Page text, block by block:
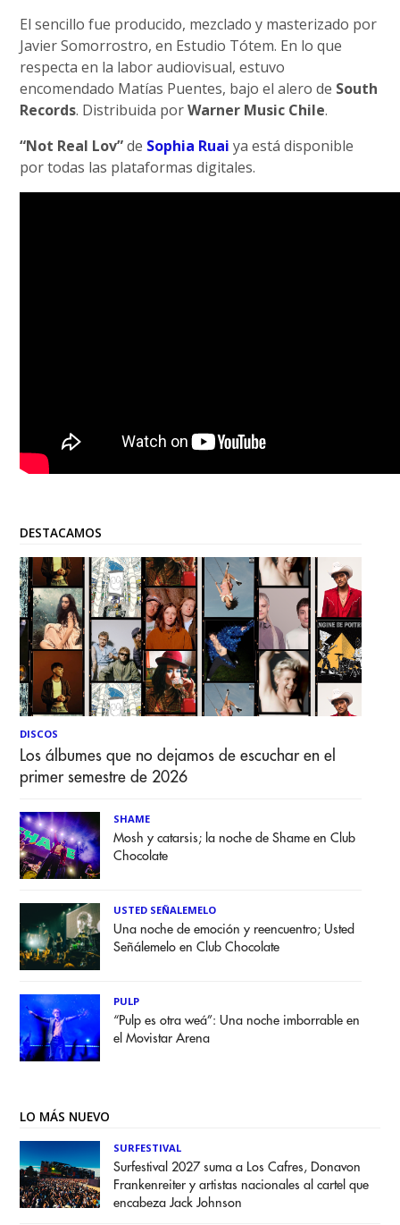
El sencillo fue producido, mezclado y masterizado por
Javier Somorrostro, en Estudio Tótem. En lo que
respecta en la labor audiovisual, estuvo
encomendado Matías Puentes, bajo el alero de South
Records. Distribuida porWarner Music Chile.
“Not Real Lov”de Sophia Ruai ya está disponible
por todas las plataformas digitales.
DESTACAMOS
DISCOS
Los álbumes que no dejamos de escuchar en el
primer semestre de 2026
SHAME
Mosh y catarsis; la noche de Shame en Club
Chocolate
USTED SEÑALEMELO
Una noche de emoción y reencuentro; Usted
Señálemelo en Club Chocolate
PULP
“Pulp es otra weá”: Una noche imborrable en
el Movistar Arena
LO MÁS NUEVO
SURFESTIVAL
Surfestival 2027 suma a Los Cafres, Donavon
Frankenreiter y artistas nacionales al cartel que
encabeza Jack Johnson